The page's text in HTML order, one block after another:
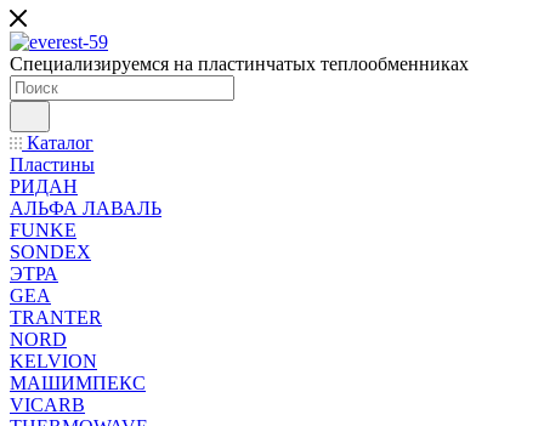
Специализируемся на пластинчатых теплообменниках
Каталог
Пластины
РИДАН
АЛЬФА ЛАВАЛЬ
FUNKE
SONDEX
ЭТРА
GEA
TRANTER
NORD
KELVION
МАШИМПЕКС
VICARB